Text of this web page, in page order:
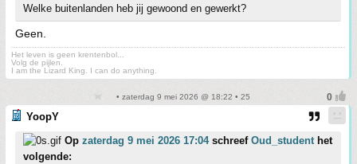
Welke buitenlanden heb jij gewoond en gewerkt?
Geen.
Het leven is geen krentenbol...
Volg de pijlen.
I am the Lizard King. I can do anything.
• zaterdag 9 mei 2026 @ 18:22 • 25
YoopY
Op zaterdag 9 mei 2026 17:04schreef Oud_student het
volgende: